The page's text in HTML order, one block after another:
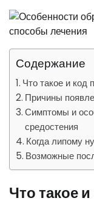
Содержание
Что такое и
Причины
Симптомы и
средостения
Когда липому
Возможные
Что такое